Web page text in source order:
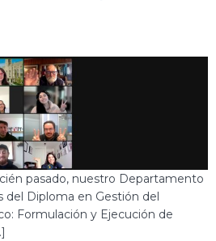
pasado, nuestro Departamento
del Diploma en Gestión del
Formulación y Ejecución de